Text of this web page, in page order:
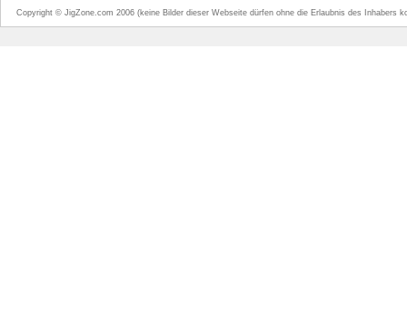
Copyright © JigZone.com 2006 (keine Bilder dieser Webseite dürfen ohne die Erlaubnis des Inhabers